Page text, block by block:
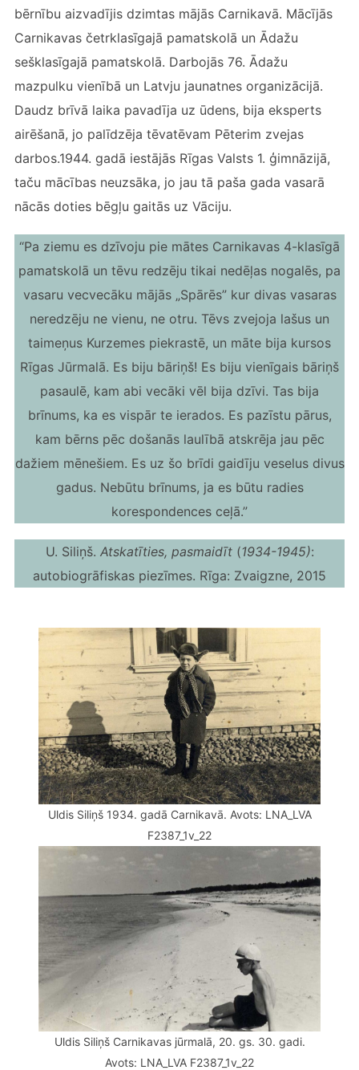
bērnību aizvadījis dzimtas mājās Carnikavā. Mācījās
Carnikavas četrklasīgajā pamatskolā un Ādažu
sešklasīgajā pamatskolā. Darbojās 76. Ādažu
mazpulku vienībā un Latvju jaunatnes organizācijā.
Daudz brīvā laika pavadīja uz ūdens, bija eksperts
airēšanā, jo palīdzēja tēvatēvam Pēterim zvejas
darbos.1944. gadā iestājās Rīgas Valsts 1. ģimnāzijā,
taču mācības neuzsāka, jo jau tā paša gada vasarā
nācās doties bēgļu gaitās uz Vāciju.
“Pa ziemu es dzīvoju pie mātes Carnikavas 4-klasīgā
pamatskolā un tēvu redzēju tikai nedēļas nogalēs, pa
vasaru vecvecāku mājās „Spārēs” kur divas vasaras
neredzēju ne vienu, ne otru. Tēvs zvejoja lašus un
taimeņus Kurzemes piekrastē, un māte bija kursos
Rīgas Jūrmalā. Es biju bāriņš! Es biju vienīgais bāriņš
pasaulē, kam abi vecāki vēl bija dzīvi. Tas bija
brīnums, ka es vispār te ierados. Es pazīstu pārus,
kam bērns pēc došanās laulībā atskrēja jau pēc
dažiem mēnešiem. Es uz šo brīdi gaidīju veselus divus
gadus. Nebūtu brīnums, ja es būtu radies
korespondences ceļā.”
U. Siliņš. Atskatīties, pasmaidīt(1934-1945):
autobiogrāfiskas piezīmes. Rīga: Zvaigzne, 2015
Uldis Siliņš 1934. gadā Carnikavā. Avots: LNA_LVA
F2387_1v_22
Uldis Siliņš Carnikavas jūrmalā, 20. gs. 30. gadi.
Avots: LNA_LVA F2387_1v_22